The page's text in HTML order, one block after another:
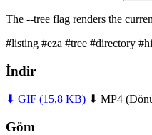
The --tree flag renders the
#listing #eza #tree #directory
İndir
⬇ GIF (15,8 KB) ⬇ MP4
Göm